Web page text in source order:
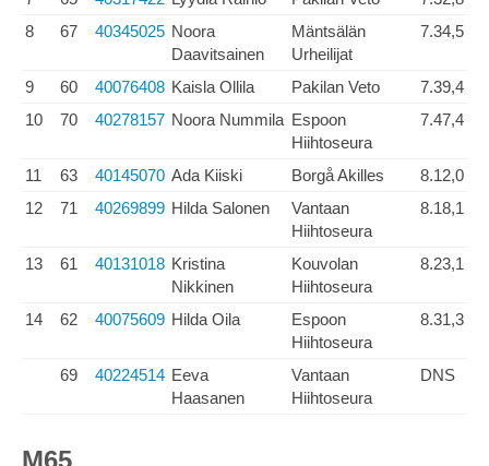
8
67 40345025 Noora
Daavitsainen
Mäntsälän
Urheilijat
7.34,5
9 60 40076408 Kaisla Ollila Pakilan Veto
7.39,4
10
70 40278157 Noora Nummila Espoon
Hiihtoseura
7.47,4
11 63 40145070 Ada Kiiski Borgå Akilles
8.12,0
12
71 40269899 Hilda Salonen
Vantaan
Hiihtoseura
8.18,1
13 61 40131018 Kristina
Nikkinen
Kouvolan
Hiihtoseura
8.23,1
14 62 40075609 Hilda Oila
Espoon
Hiihtoseura
8.31,3
69 40224514 Eeva
Haasanen
Vantaan
Hiihtoseura
DNS
M65